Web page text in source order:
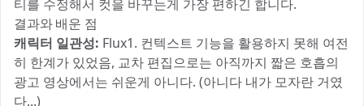
티를 수정해서 컷을 바꾸는게 가장 편하긴 합니다.
결과와 배운 점
캐릭터 일관성: Flux1. 컨텍스트 기능을 활용하지 못해 여전
히 한계가 있었음, 교차 편집으로는 아직까지 짧은 호흡의
광고 영상에서는 쉬운게 아니다. (아니다 내가 모자란 거였
다...)